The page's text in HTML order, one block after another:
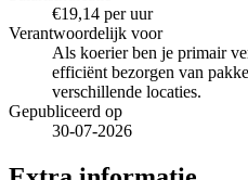
€19,14 per uur
Verantwoordelijk voor
Als koerier ben je primair
efficiënt bezorgen van
verschillende locaties.
Gepubliceerd op
30-07-2026